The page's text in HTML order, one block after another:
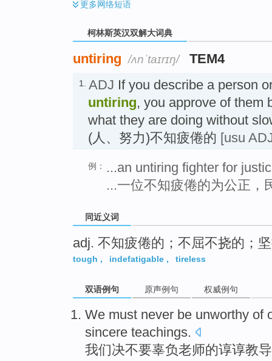
更多网络短语
柯林斯英汉双解大词典
untiring /ʌnˈtaɪrɪŋ/ TEM4
1. ADJ If you describe a person
untiring, you approve of them
what they are doing without
(人、努力)不知疲倦的 [usu
例：
...an untiring fighter for
...一位不知疲倦的为公正，
同近义词
adj. 不知疲倦的；不屈不挠的；
tough , indefatigable , tireless
双语例句 原声例句 权威例句
We must never be unworthy of
sincere teachings.
我们决不要辜负老师的谆谆教导